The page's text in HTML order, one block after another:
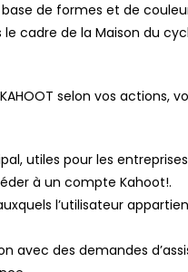
de formes et de
cadre de la Maison du
selon vos actions,
utiles pour les
à un compte Kahoot!.
l’utilisateur
avec des demandes